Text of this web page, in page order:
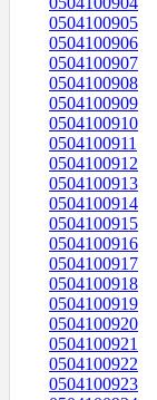
0504100905
0504100906
0504100907
0504100908
0504100909
0504100910
0504100911
0504100912
0504100913
0504100914
0504100915
0504100916
0504100917
0504100918
0504100919
0504100920
0504100921
0504100922
0504100923